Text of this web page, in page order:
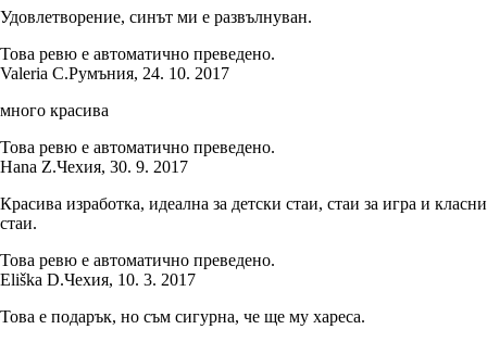
Удовлетворение, синът ми е развълнуван.
Това ревю е автоматично преведено.
Valeria C.Румъния, 24. 10. 2017
много красива
Това ревю е автоматично преведено.
Hana Z.Чехия, 30. 9. 2017
Красива изработка, идеална за детски стаи, стаи за игра и класни
стаи.
Това ревю е автоматично преведено.
Eliška D.Чехия, 10. 3. 2017
Това е подарък, но съм сигурна, че ще му хареса.